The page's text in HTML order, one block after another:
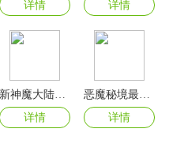
详情
详情
新神魔大陆手游
详情
详情